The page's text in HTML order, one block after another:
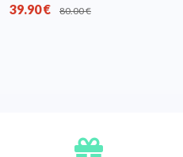
39.90€ 80.00€